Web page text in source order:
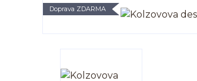
Doprava ZDARMA